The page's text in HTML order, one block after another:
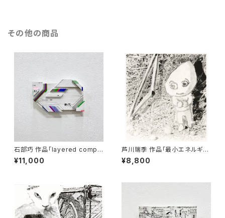
その他の商品
石部巧 作品「layered compo
sition」
¥11,000
芦川瑞季 作品「最小エネルギ
ー」
¥8,800